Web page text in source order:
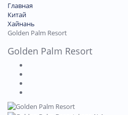
Главная
Китай
Хайнань
Golden Palm Resort
Golden Palm Resort